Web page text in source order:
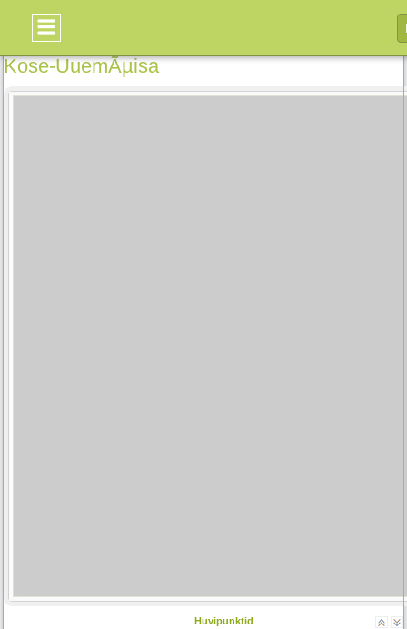
Kose-UuemÃµisa
Huvipunktid